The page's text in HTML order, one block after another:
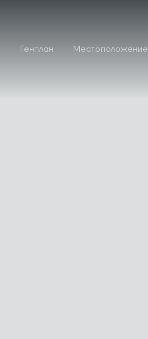
Генплан Местоположение